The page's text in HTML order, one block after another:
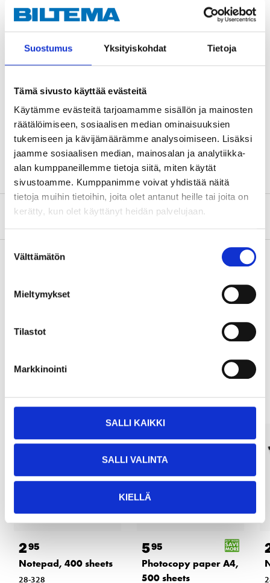
Suostumus Yksityiskohdat Tietoja
Tämä sivusto käyttää evästeitä
Käytämme evästeitä tarjoamamme sisällön ja mainosten
räätälöimiseen, sosiaalisen median ominaisuuksien
tukemiseen ja kävijämäärämme analysoimiseen. Lisäksi
jaamme sosiaalisen median, mainosalan ja analytiikka-
alan kumppaneillemme tietoja siitä, miten käytät
sivustoamme. Kumppanimme voivat yhdistää näitä
tietoja muihin tietoihin, joita olet antanut heille tai joita on
kerätty, kun olet käyttänyt heidän palvelujaan.
valinta
Välttämätön
Mieltymykset
Tilastot
Markkinointi
SALLI KAIKKI
SALLI VALINTA
KIELLÄ
Large pack of ballpoint pens perfect for pub quizzes,
game nights, etc. The pens have blue ink.
Technical specifications
Quantity
30 pcs
blue
About the manufacturer
Other customers also bought
295
Notepad, 400 sheets
28-328
595
Photocopy paper A4,
500 sheets